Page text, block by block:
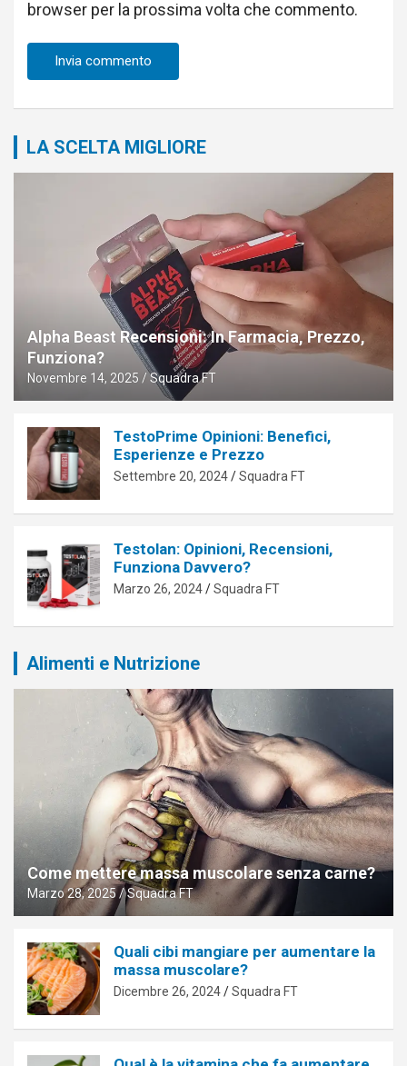
browser per la prossima volta che commento.
LA SCELTA MIGLIORE
Alpha Beast Recensioni: In Farmacia, Prezzo,
Funziona?
Novembre 14, 2025 Squadra FT
TestoPrime Opinioni: Benefici,
Esperienze e Prezzo
Settembre 20, 2024 Squadra FT
Testolan: Opinioni, Recensioni,
Funziona Davvero?
Marzo 26, 2024 Squadra FT
Alimenti e Nutrizione
Come mettere massa muscolare senza carne?
Marzo 28, 2025 Squadra FT
Quali cibi mangiare per aumentare la
massa muscolare?
Dicembre 26, 2024 Squadra FT